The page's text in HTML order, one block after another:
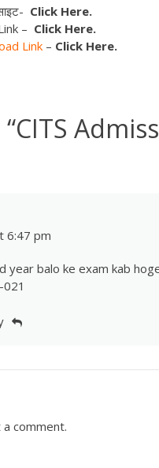
Click Here.
– Click Here.
Link – Click Here.
CITS
6:47 pm
year balo ke exam kab
comment.